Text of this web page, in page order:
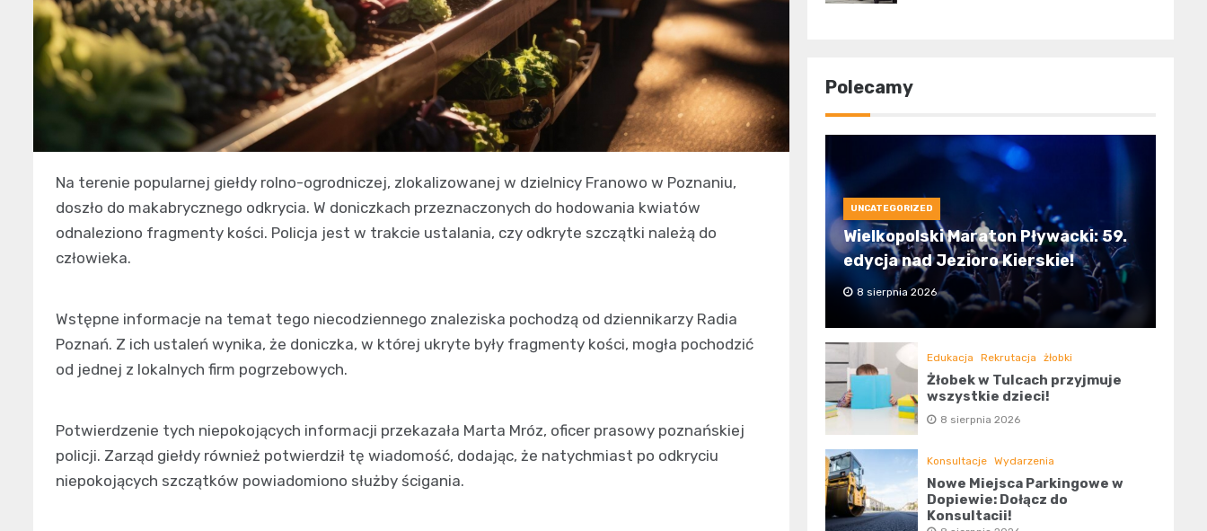
Na terenie popularnej giełdy rolno-ogrodniczej, zlokalizowanej w dzielnicy Franowo w Poznaniu,
doszło do makabrycznego odkrycia. W doniczkach przeznaczonych do hodowania kwiatów
odnaleziono fragmenty kości. Policja jest w trakcie ustalania, czy odkryte szczątki należą do
człowieka.
Wstępne informacje na temat tego niecodziennego znaleziska pochodzą od dziennikarzy Radia
Poznań. Z ich ustaleń wynika, że doniczka, w której ukryte były fragmenty kości, mogła pochodzić
od jednej z lokalnych firm pogrzebowych.
Potwierdzenie tych niepokojących informacji przekazała Marta Mróz, oficer prasowy poznańskiej
policji. Zarząd giełdy również potwierdził tę wiadomość, dodając, że natychmiast po odkryciu
niepokojących szczątków powiadomiono służby ścigania.
Polecamy
UNCATEGORIZED
Wielkopolski Maraton Pływacki: 59.
edycja nad Jezioro Kierskie!
8 sierpnia 2026
Edukacja Rekrutacja żłobki
Żłobek w Tulcach przyjmuje
wszystkie dzieci!
8 sierpnia 2026
Konsultacje Wydarzenia
Nowe Miejsca Parkingowe w
Dopiewie: Dołącz do
Konsultacji!